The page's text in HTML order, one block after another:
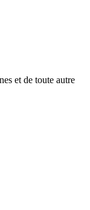
et de toute autre